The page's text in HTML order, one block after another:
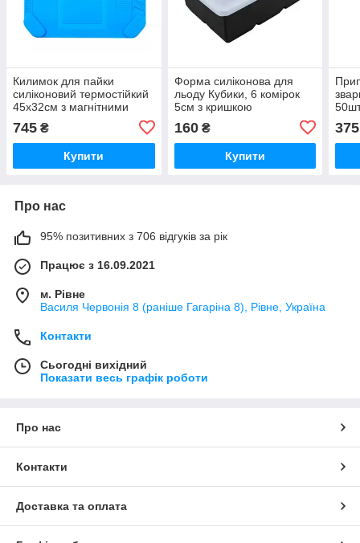
Килимок для пайки
силіконовий термостійкий
45х32см з магнітними
745 ₴
Купити
Форма силіконова для
льоду Кубики, 6 комірок
5см з кришкою
160₴
Купити
375
Про нас
95% позитивних з 706 відгуків за рік
Працює з 16.09.2021
м. Рівне
Василя Червонія 8 (раніше Гагаріна 8), Рівне, Україна
Контакти
Сьогодні вихідний
Показати весь графік роботи
Про нас
Контакти
Доставка та оплата